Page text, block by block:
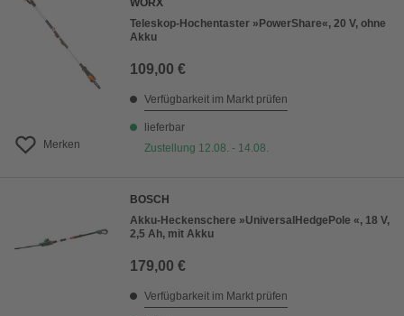
Merken
WORX
Teleskop-Hochentaster »PowerShare«, 20 V, ohne
Akku
109,00 €
Verfügbarkeit im Markt prüfen
lieferbar
Zustellung 12.08. - 14.08.
BOSCH
Akku-Heckenschere »UniversalHedgePole «, 18 V,
2,5 Ah, mit Akku
179,00 €
Verfügbarkeit im Markt prüfen